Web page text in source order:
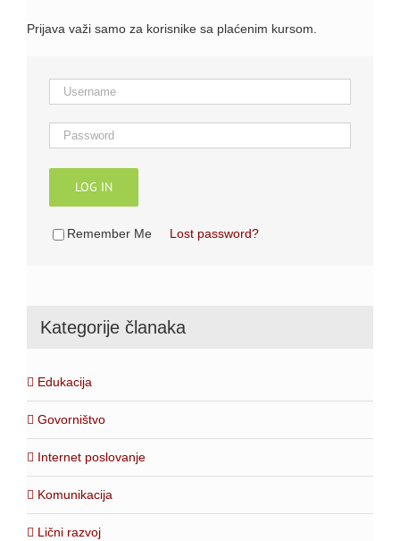
Prijava važi samo za korisnike sa plaćenim kursom.
LOG IN
Remember Me Lost password?
Kategorije članaka
Edukacija
Govorništvo
Internet poslovanje
Komunikacija
Lični razvoj